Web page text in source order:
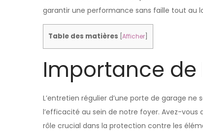
garantir une performance sans faille tout au
Table des matières Afficher
Importance de
L’entretien régulier d’une porte de garage
l’efficacité au sein de notre foyer. Avez-vous
rôle crucial dans la protection contre les